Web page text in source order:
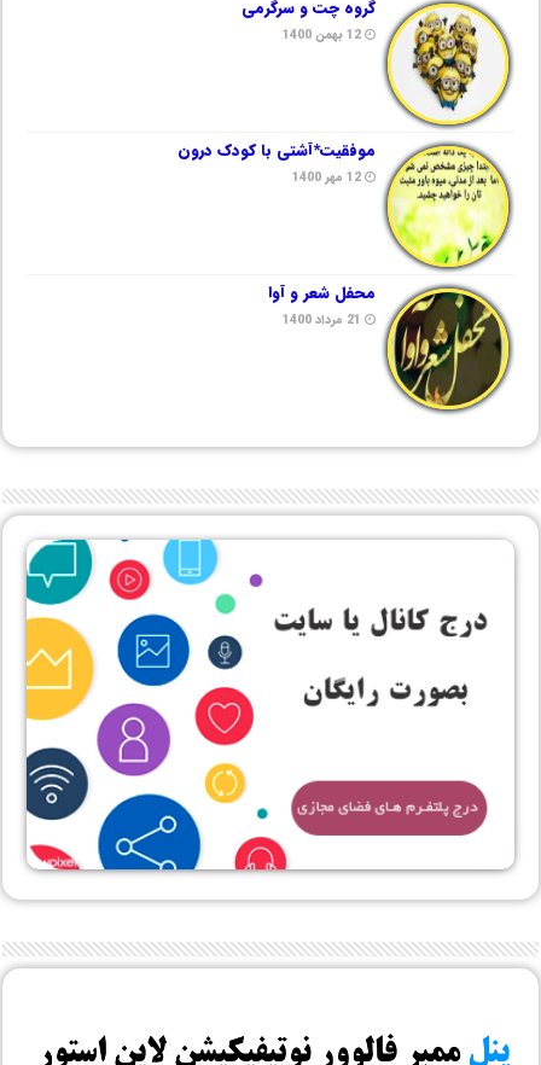
گروه چت و سرگرمی
12 بهمن 1400
موفقیت*آشتی با کودک درون
12 مهر 1400
محفل شعر و آوا
21 مرداد 1400